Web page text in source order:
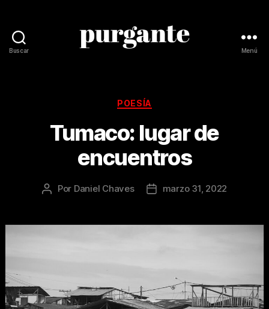
Buscar Menú
Categorías
POESÍA
Tumaco: lugar de
encuentros
Autor
Por Daniel Chaves
Fechamarzo 31, 2022